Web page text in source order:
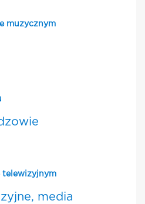
muzycznym
telewizyjnym
media